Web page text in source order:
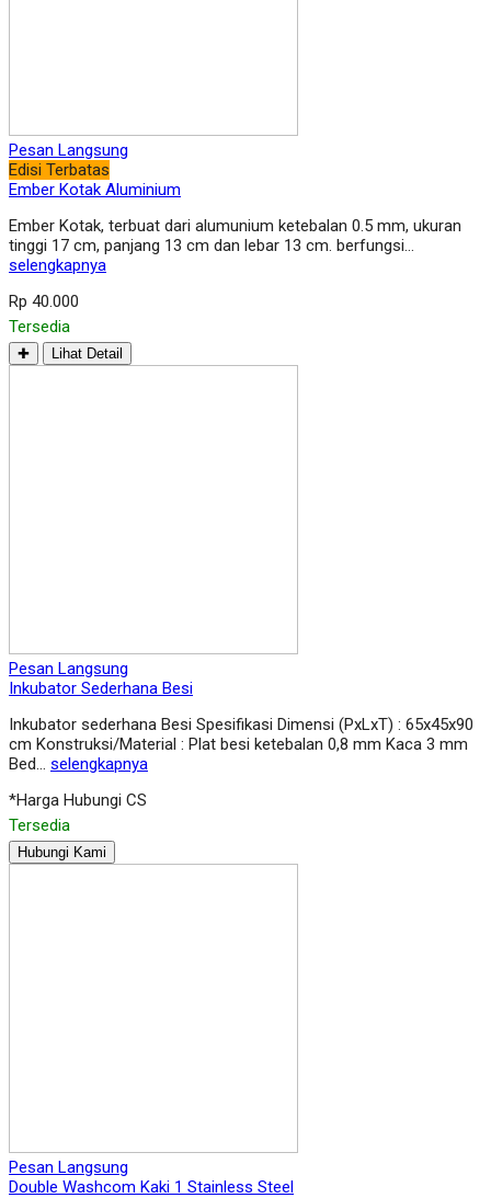
Pesan Langsung
Edisi Terbatas
Ember Kotak Aluminium
Ember Kotak, terbuat dari alumunium ketebalan 0.5 mm, ukuran
tinggi 17 cm, panjang 13 cm dan lebar 13 cm. berfungsi…
selengkapnya
Rp 40.000
Tersedia
✚ Lihat Detail
Pesan Langsung
Inkubator Sederhana Besi
Inkubator sederhana Besi Spesifikasi Dimensi (PxLxT) : 65x45x90
cm Konstruksi/Material : Plat besi ketebalan 0,8 mm Kaca 3 mm
Bed… selengkapnya
*Harga Hubungi CS
Tersedia
Hubungi Kami
Pesan Langsung
Double Washcom Kaki 1 Stainless Steel